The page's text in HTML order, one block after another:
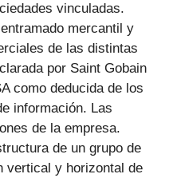
vinculadas.
mercantil y
de las distintas
por Saint Gobain
como deducida de los
información. Las
de la empresa.
de un grupo de
vertical y horizontal de